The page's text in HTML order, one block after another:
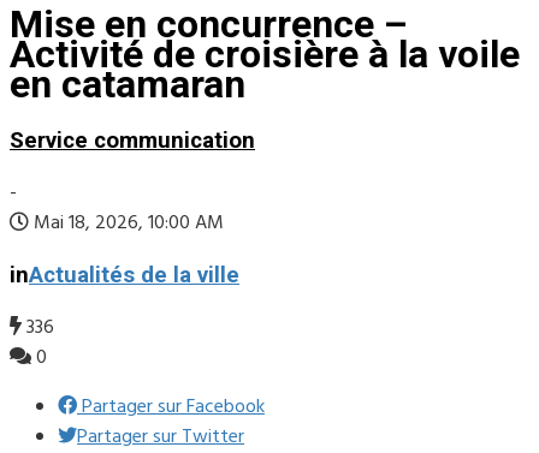
Mise en concurrence –
Activité de croisière à la voile
en catamaran
Service communication
-
Mai 18, 2026, 10:00 AM
inActualités de la ville
336
0
Partager sur Facebook
Partager sur Twitter